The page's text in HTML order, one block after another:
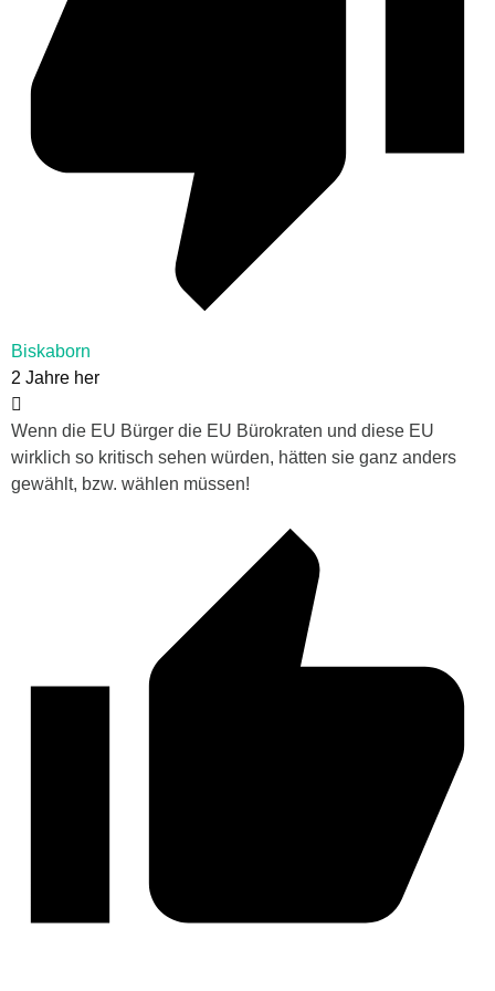
Biskaborn
2 Jahre her
Wenn die EU Bürger die EU Bürokraten und diese EU
wirklich so kritisch sehen würden, hätten sie ganz anders
gewählt, bzw. wählen müssen!